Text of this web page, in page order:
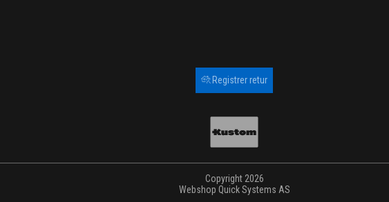
Registrer retur
Copyright 2026
Webshop Quick Systems AS